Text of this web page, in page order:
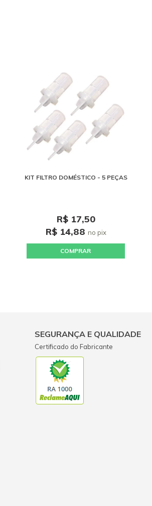
KIT FILTRO DOMÉSTICO - 5 PEÇAS
R$ 17,50
R$ 14,88 no pix
COMPRAR
SEGURANÇA E QUALIDADE
Certificado do Fabricante